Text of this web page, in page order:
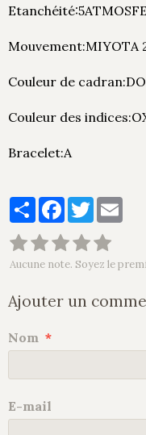
Mouvement:MIYOTA
Couleur de
Couleur des
Bracelet:A
PartagerFacebook
Twitter
Aucune note. Soyez le
Ajouter un
Nom
E-mail